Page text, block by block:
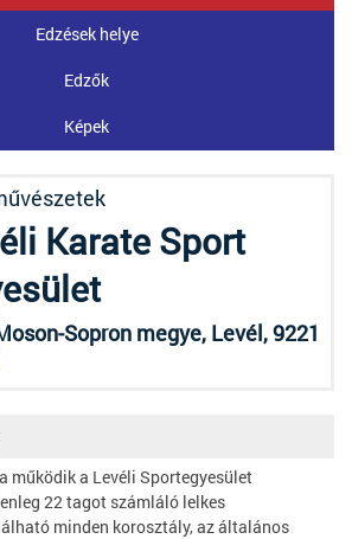
Edzések helye
Edzők
Képek
Karate Sport
Sopron megye, Levél, 9221
működik a Levéli Sportegyesület
22 tagot számláló lelkes
minden korosztály, az általános